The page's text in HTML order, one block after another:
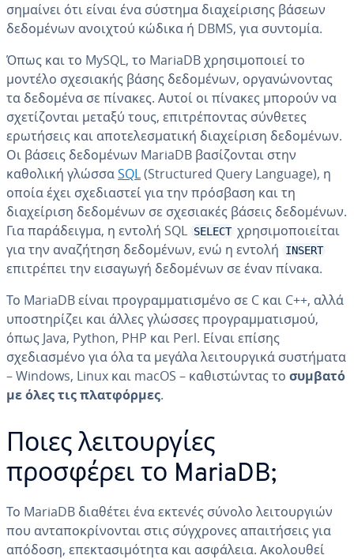
σημαίνει ότι είναι ένα σύστημα διαχείρισης βάσεων
δεδομένων ανοιχτού κώδικα ή DBMS, για συντομία.
Όπως και το MySQL, το MariaDB χρησιμοποιεί το
μοντέλο σχεσιακής βάσης δεδομένων, οργανώνοντας
τα δεδομένα σε πίνακες. Αυτοί οι πίνακες μπορούν να
σχετίζονται μεταξύ τους, επιτρέποντας σύνθετες
ερωτήσεις και αποτελεσματική διαχείριση δεδομένων.
Οι βάσεις δεδομένων MariaDB βασίζονται στην
καθολική γλώσσαSQL(Structured Query Language), η
οποία έχει σχεδιαστεί για την πρόσβαση και τη
διαχείριση δεδομένων σε σχεσιακές βάσεις δεδομένων.
Για παράδειγμα, η εντολή SQL SELECT χρησιμοποιείται
για την αναζήτηση δεδομένων, ενώ η εντολή
INSERT
επιτρέπει την εισαγωγή δεδομένων σε έναν πίνακα.
Το MariaDB είναι προγραμματισμένο σε C και C++, αλλά
υποστηρίζει και άλλες γλώσσες προγραμματισμού,
όπως Java, Python, PHP και Perl. Είναι επίσης
σχεδιασμένο για όλα τα μεγάλα λειτουργικά συστήματα
– Windows, Linux και macOS – καθιστώντας το συμβατό
με όλες τις πλατφόρμες.
Ποιες λειτουργίες
προσφέρει το MariaDB;
Το MariaDB διαθέτει ένα εκτενές σύνολο λειτουργιών
που ανταποκρίνονται στις σύγχρονες απαιτήσεις για
απόδοση, επεκτασιμότητα και ασφάλεια. Ακολουθεί